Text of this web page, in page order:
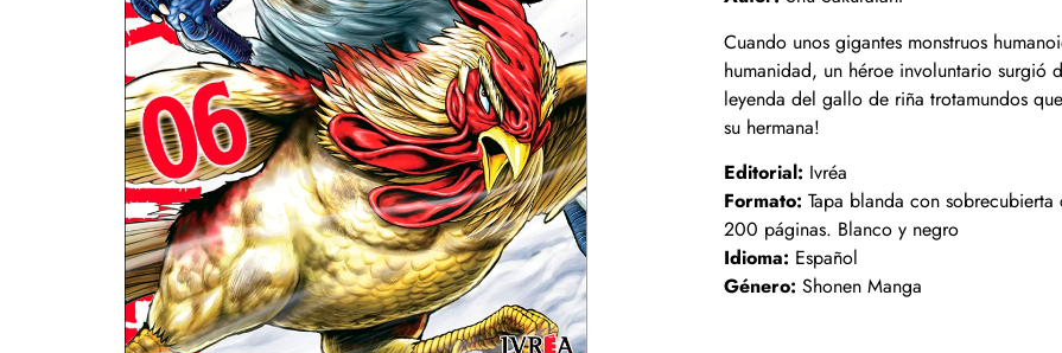
Cuando unos gigantes monstruos
humanidad, un héroe involuntario surgió
leyenda del gallo de riña trotamundos
su hermana!
Editorial: Ivréa
Formato: Tapa blanda con
200 páginas. Blanco y negro
Idioma: Español
Género: Shonen Manga